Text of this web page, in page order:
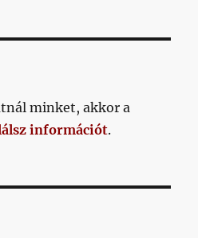
minket, akkor a
információt.